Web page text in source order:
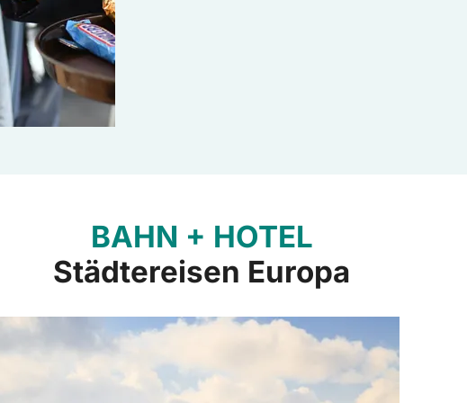
BAHN + HOTEL
Städtereisen Europa
Europa